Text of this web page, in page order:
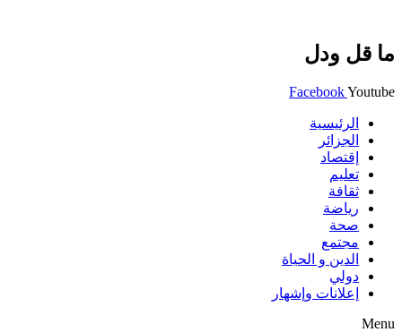
ما قل ودل
FacebookYoutube
الرئيسية
الجزائر
إقتصاد
تعليم
ثقافة
رياضة
صحة
مجتمع
الدين و الحياة
دولي
إعلانات وإشهار
Menu